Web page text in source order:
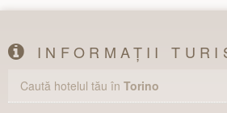
INFORMAȚII
Caută hotelul tău în Torino